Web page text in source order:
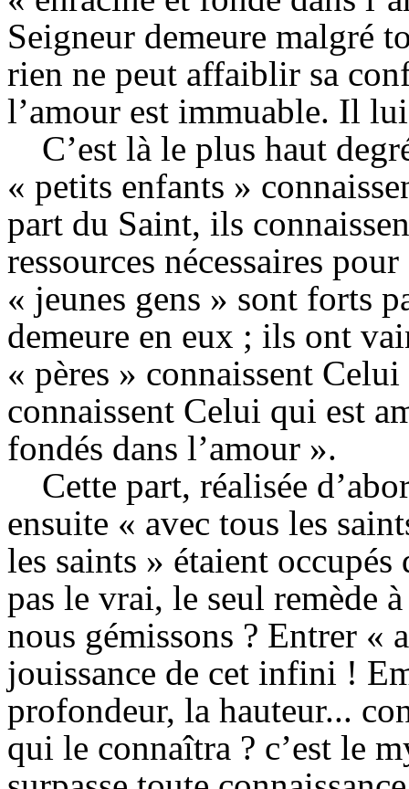
Seigneur demeure malgré
rien ne peut affaiblir sa
l’amour est immuable. Il
C’est là le plus haut
« petits enfants »
part du Saint, ils
ressources nécessaires
« jeunes gens » sont forts
demeure en eux ; ils ont
« pères » connaissent
connaissent Celui qui est
fondés dans l’amour ».
Cette part, réalisée
ensuite « avec tous les
les saints » étaient
pas le vrai, le seul remède
nous gémissons ? Entrer «
jouissance de cet infini !
profondeur, la hauteur...
qui le connaîtra ? c’est le